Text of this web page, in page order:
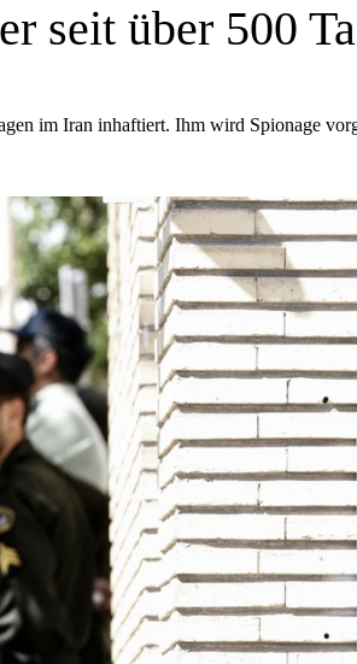
seit über 500
im Iran inhaftiert. Ihm wird Spionage